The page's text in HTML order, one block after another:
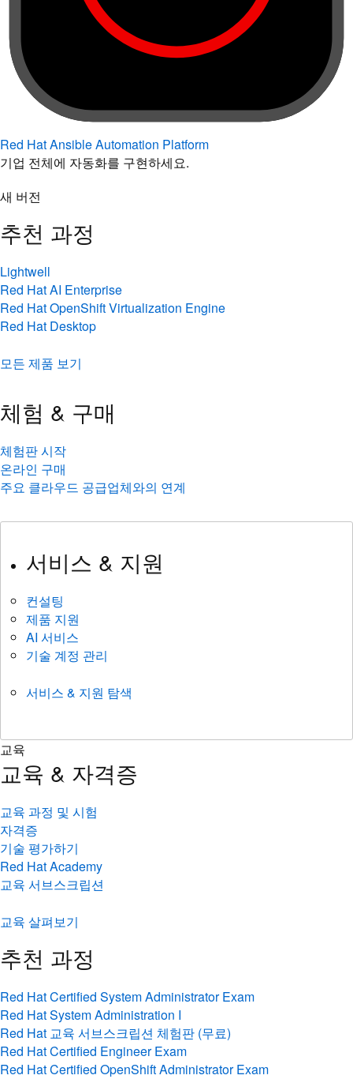
Red Hat Ansible Automation Platform
기업 전체에 자동화를 구현하세요.
새 버전
추천 과정
Lightwell
Red Hat AI Enterprise
Red Hat OpenShift Virtualization Engine
Red Hat Desktop
모든 제품 보기
체험 & 구매
체험판 시작
온라인 구매
주요 클라우드 공급업체와의 연계
서비스 & 지원
컨설팅
제품 지원
AI 서비스
기술 계정 관리
서비스 & 지원 탐색
교육
교육 & 자격증
교육 과정 및 시험
자격증
기술 평가하기
Red Hat Academy
교육 서브스크립션
교육 살펴보기
추천 과정
Red Hat Certified System Administrator Exam
Red Hat System Administration I
Red Hat 교육 서브스크립션 체험판 (무료)
Red Hat Certified Engineer Exam
Red Hat Certified OpenShift Administrator Exam